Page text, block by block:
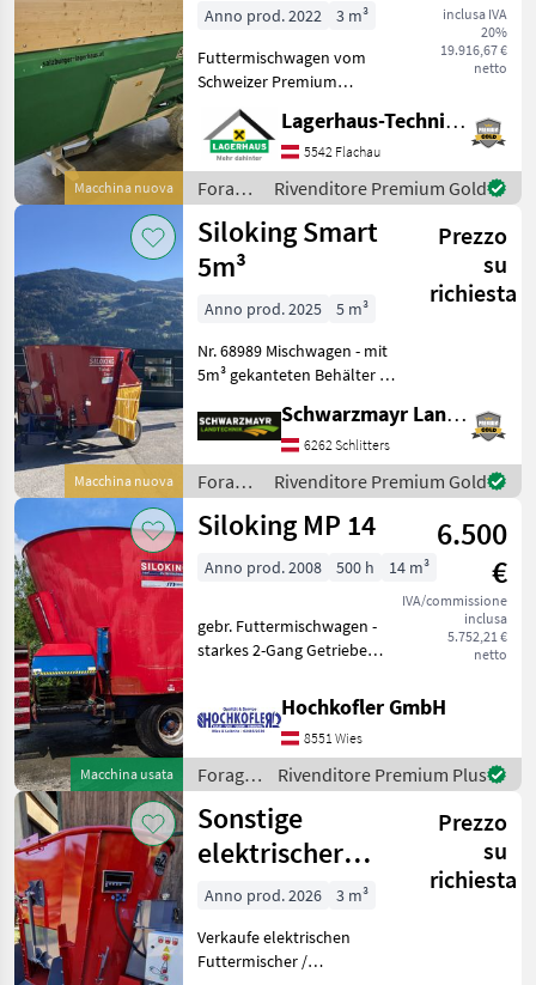
Macchina nuova
inclusa IVA
20%
19.916,67 €
netto
Anno prod. 2022
3 m³
Futtermischwagen vom
Schweizer Premium
Hersteller Kuratli. Der
Kuratli 3, 5 m³ zeichnet sich
durch seine liegenden
Walzen samt großer
Messer-zahl mit seiner
schnelle
Lagerhaus-Technik Flachau
5542 Flachau
Foraggiamento
/
Kuratli
Rivenditore Premium Gold
Macchina nuova
Siloking Smart
5m³
Prezzo
su
richiesta
Anno prod. 2025
5 m³
Nr. 68989 Mischwagen - mit
5m³ gekanteten Behälter -
mit Austragungsschieber
rechts vorne - mit schweren
Planetengetriebe mit integ
Schwarzmayr Landtechnik GmbH - Schlitters
6262 Schlitters
Foraggiamento
/
Siloking
Rivenditore Premium Gold
Macchina usata
Siloking MP 14
6.500
€
IVA/commissione
inclusa
5.752,21 €
netto
Anno prod. 2008 500 h 14 m³
gebr. Futtermischwagen -
starkes 2-Gang Getriebe
Wiegeeinheit mit digitaler
Anzeige - 2 hydr.
Gegenschneiden -
Mischschnecke und
Mischbehält
Hochkofler GmbH
8551 Wies
Foraggiamento
/
Siloking
Rivenditore Premium Plus
Sonstige
elektrischer
Futtermischer
MINI vertikal 3
m³
Prezzo
su
richiesta
Anno prod. 2026
3 m³
Verkaufe elektrischen
Futtermischer /